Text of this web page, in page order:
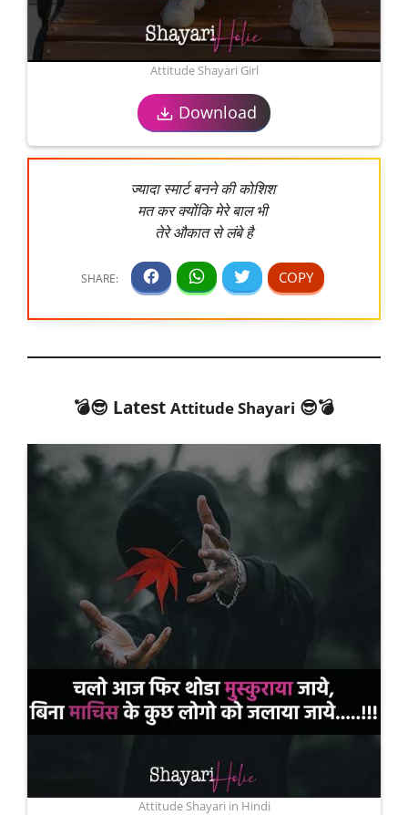
Attitude Shayari Girl
Download
ज्यादा स्मार्ट बनने की कोशिश
मत कर क्योंकि मेरे बाल भी
तेरे औकात से लंबे है
💣😎 Latest Attitude Shayari 😎💣
Attitude Shayari in Hindi